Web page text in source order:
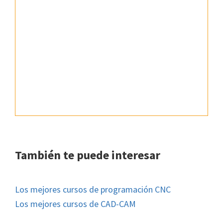
También te puede interesar
Los mejores cursos de programación CNC
Los mejores cursos de CAD-CAM